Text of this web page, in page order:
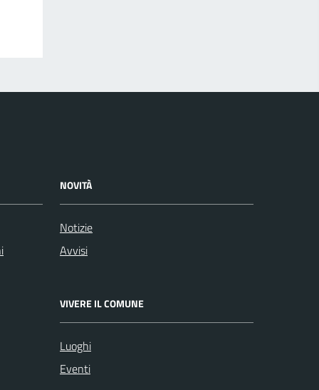
NOVITÀ
Notizie
Avvisi
VIVERE IL COMUNE
Luoghi
Eventi